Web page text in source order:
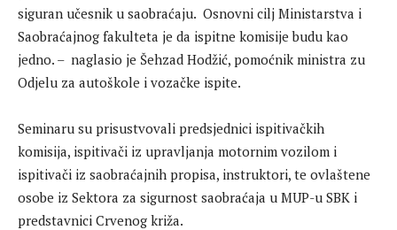
siguran učesnik u saobraćaju. Osnovni cilj Ministarstva i
Saobraćajnog fakulteta je da ispitne komisije budu kao
jedno. – naglasio je Šehzad Hodžić, pomoćnik ministra zu
Odjelu za autoškole i vozačke ispite.
Seminaru su prisustvovali predsjednici ispitivačkih
komisija, ispitivači iz upravljanja motornim vozilom i
ispitivači iz saobraćajnih propisa, instruktori, te ovlaštene
osobe iz Sektora za sigurnost saobraćaja u MUP-u SBK i
predstavnici Crvenog križa.